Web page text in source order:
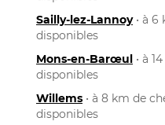
Sailly-lez-Lannoy• à 6
disponibles
Mons-en-Barœul • à
disponibles
Willems • à 8 km de
disponibles